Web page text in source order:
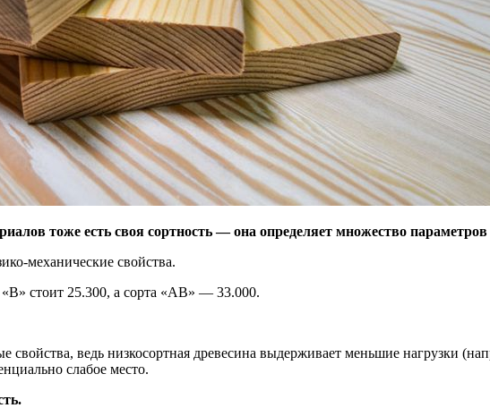
тоже есть своя сортность — она определяет множество
механические свойства.
стоит 25.300, а сорта «АВ» — 33.000.
ведь низкосортная древесина выдерживает меньшие нагрузки
слабое место.